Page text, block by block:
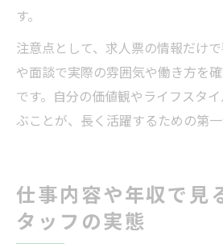
す。
注意点として、求人票の情報だけ
や面談で実際の雰囲気や働き方を
です。自分の価値観やライフスタ
ぶことが、長く活躍するための第一
仕事内容や年収で見
タッフの実態